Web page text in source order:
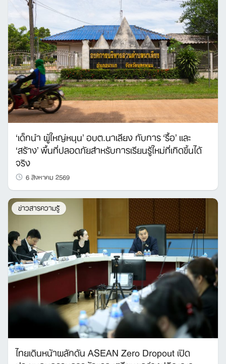
‘เด็กนำ ผู้ใหญ่หนุน’ อบต.นาเลียง กับการ ‘รื้อ’ และ
‘สร้าง’ พื้นที่ปลอดภัยสำหรับการเรียนรู้ใหม่ที่เกิดขึ้นได้
จริง
6 สิงหาคม 2569
ข่าวสารความรู้
ไทยเดินหน้าผลักดัน ASEAN Zero Dropout เปิด